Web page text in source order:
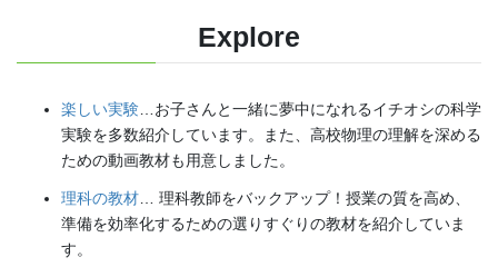
Explore
楽しい実験 …お子さんと一緒に夢中になれるイチオシの科学
実験を多数紹介しています。また、高校物理の理解を深める
ための動画教材も用意しました。
理科の教材 … 理科教師をバックアップ！授業の質を高め、
準備を効率化するための選りすぐりの教材を紹介していま
す。